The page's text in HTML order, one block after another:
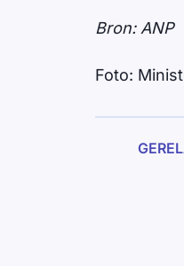
Bron: ANP
Foto: